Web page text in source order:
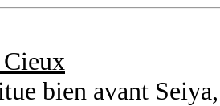
bien avant